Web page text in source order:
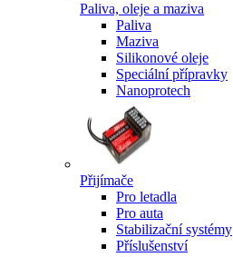
Paliva, oleje a maziva
Paliva
Maziva
Silikonové oleje
Speciální přípravky
Nanoprotech
Přijímače
Pro letadla
Pro auta
Stabilizační systémy
Příslušenství